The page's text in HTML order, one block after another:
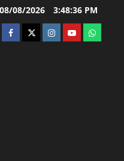
08/08/2026 3:48:37 PM
facebooktwitterinstagram.com
youtubewhatsapp